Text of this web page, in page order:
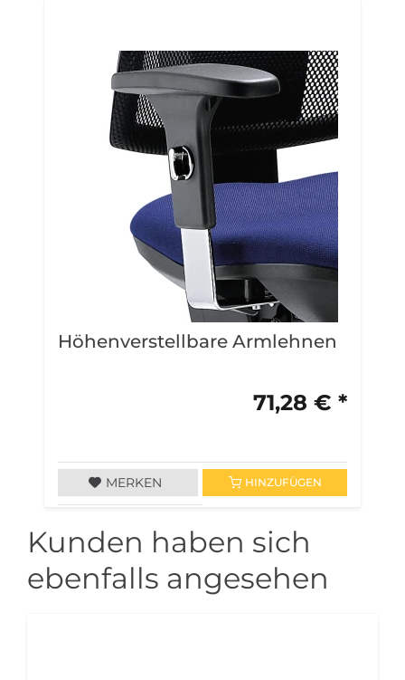
Höhenverstellbare Armlehnen
71,28 € *
MERKEN HINZUFÜGEN
Kunden haben sich
ebenfalls angesehen